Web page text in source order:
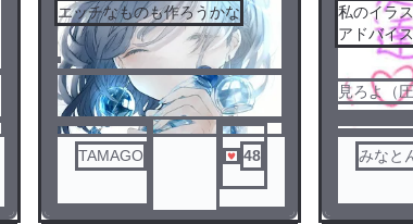
エッチなものも作ろうかな
TAMAGO 48
私のイラ
アドバイ
ーしたら
（圧）
見ろよ（
みなと